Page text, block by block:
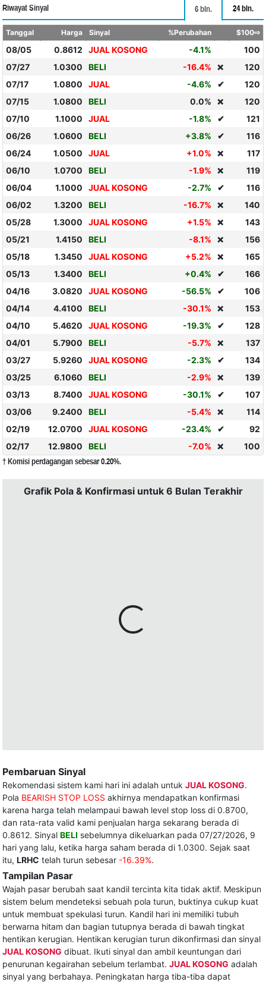
Riwayat Sinyal 6 bln. 24 bln.
Tanggal Harga Sinyal %Perubahan $100⇨
08/05 0.8612 JUAL KOSONG -4.1%
100
07/27
1.0300 BELI -16.4% ❌
120
07/17
1.0800 JUAL -4.6% ✔
120
07/15
1.0800 BELI 0.0% ❌
120
07/10
1.1000 JUAL -1.8% ✔
121
06/26
1.0600 BELI +3.8% ✔
116
06/24
1.0500 JUAL +1.0% ❌
117
06/10
1.0700 BELI -1.9% ❌
119
06/04
1.1000 JUAL KOSONG -2.7% ✔
116
06/02
1.3200 BELI -16.7% ❌
140
05/28
1.3000 JUAL KOSONG +1.5% ❌
143
05/21
1.4150 BELI -8.1% ❌
156
05/18
1.3450 JUAL KOSONG +5.2% ❌
165
05/13
1.3400 BELI +0.4% ✔
166
04/16
3.0820 JUAL KOSONG -56.5% ✔
106
04/14
4.4100 BELI -30.1% ❌
153
04/10
5.4620 JUAL KOSONG -19.3% ✔
128
04/01
5.7900 BELI -5.7% ❌
137
03/27
5.9260 JUAL KOSONG -2.3% ✔
134
03/25
6.1060 BELI -2.9% ❌
139
03/13
8.7400 JUAL KOSONG -30.1% ✔
107
03/06
9.2400 BELI -5.4% ❌
114
02/19
12.0700 JUAL KOSONG -23.4% ✔
92
02/17
12.9800 BELI -7.0% ❌ 100
† Komisi perdagangan sebesar 0.20%.
Grafik Pola & Konfirmasi untuk 6 Bulan Terakhir
Pembaruan Sinyal
Rekomendasi sistem kami hari ini adalah untuk JUAL KOSONG.
Pola BEARISH STOP LOSS akhirnya mendapatkan konfirmasi
karena harga telah melampaui bawah level stop loss di 0.8700,
dan rata-rata valid kami penjualan harga sekarang berada di
0.8612. Sinyal BELI sebelumnya dikeluarkan pada 07/27/2026, 9
hari yang lalu, ketika harga saham berada di 1.0300. Sejak saat
itu, LRHC telah turun sebesar -16.39%.
Tampilan Pasar
Wajah pasar berubah saat kandil tercinta kita tidak aktif. Meskipun
sistem belum mendeteksi sebuah pola turun, buktinya cukup kuat
untuk membuat spekulasi turun. Kandil hari ini memiliki tubuh
berwarna hitam dan bagian tutupnya berada di bawah tingkat
hentikan kerugian. Hentikan kerugian turun dikonfirmasi dan sinyal
JUAL KOSONG dibuat. Ikuti sinyal dan ambil keuntungan dari
penurunan kegairahan sebelum terlambat. JUAL KOSONG adalah
sinyal yang berbahaya. Peningkatan harga tiba-tiba dapat